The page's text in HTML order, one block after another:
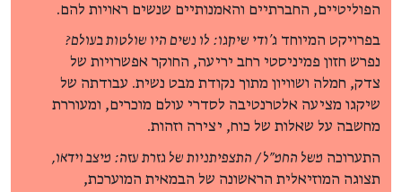
הפוליטיים, החברתיים והאמנותיים שנשים ראויות להם.
בפרויקט המיוחד ג'ודי שיקגו: לו נשים היו שולטות בעולם?
נפרש חזון פמיניסטי רחב יריעה, החוקר אפשרויות של
צדק, חמלה ושוויון מתוך נקודת מבט נשית. עבודתה של
שיקגו מציעה אלטרנטיבה לסדרי עולם מוכרים, ומעוררת
מחשבה על שאלות של כוח, יצירה וזהות.
התערוכה משל החמ"ל / התצפיתניות של גזרת עזה: מיצב וידאו,
תצוגה המוזיאלית הראשונה של הבמאית המוערכת,